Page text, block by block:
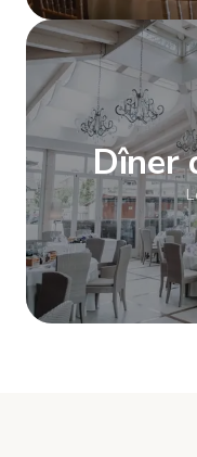
Dîner